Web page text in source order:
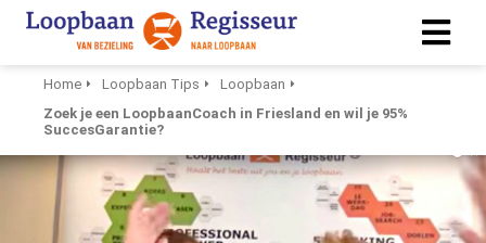
Home Loopbaan Tips
Loopbaan
Zoek je een LoopbaanCoach in Friesland en wil je 95%
SuccesGarantie?
policy